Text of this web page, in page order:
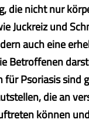
die nicht nur
Juckreiz und
auch eine
Betroffenen
für Psoriasis sind
die an
können